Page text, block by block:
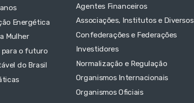
Energética
Mulher
para o futuro
do Brasil
Agentes Financeiros
Associações, Institutos e Diversos
Confederações e Federações
Investidores
Normalização e Regulação
Organismos Internacionais
Organismos Oficiais